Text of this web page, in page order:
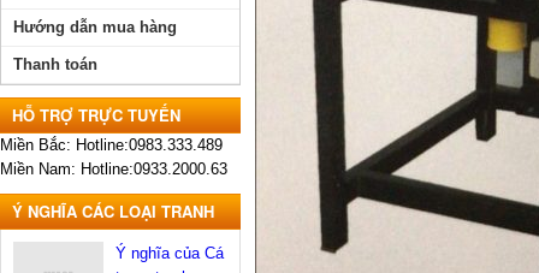
Hướng dẫn mua hàng
Thanh toán
HỖ TRỢ TRỰC TUYẾN
Miền Bắc: Hotline:0983.333.489
Miền Nam: Hotline:0933.2000.63
Ý NGHĨA CÁC LOẠI TRANH
Ý nghĩa của Cá